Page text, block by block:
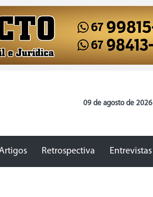
09 de agosto de 2026
Retrospectiva Entrevistas